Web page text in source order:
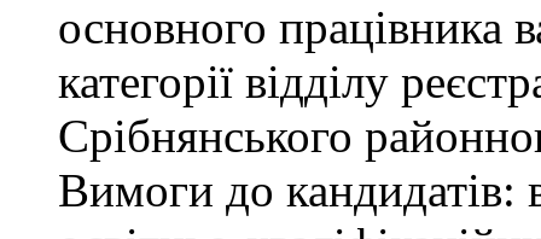
основного працівника
категорії відділу
Срібнянського
Вимоги до кандидатів: